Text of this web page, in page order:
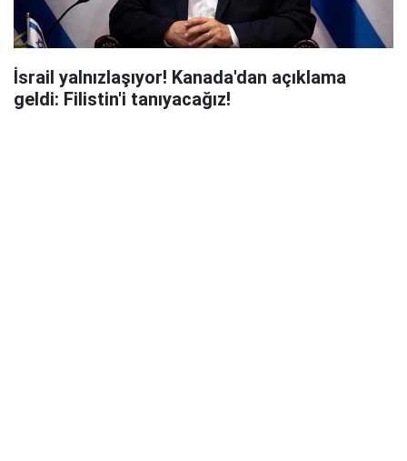
İsrail yalnızlaşıyor! Kanada'dan açıklama
geldi: Filistin'i tanıyacağız!